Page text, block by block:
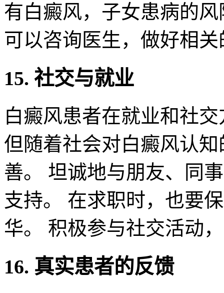
有白癜风，子女患病的
可以咨询医生，做好相
15. 社交与就业
白癜风患者在就业和社
但随着社会对白癜风认
善。 坦诚地与朋友、同
支持。 在求职时，也要
华。 积极参与社交活动
16. 真实患者的反馈